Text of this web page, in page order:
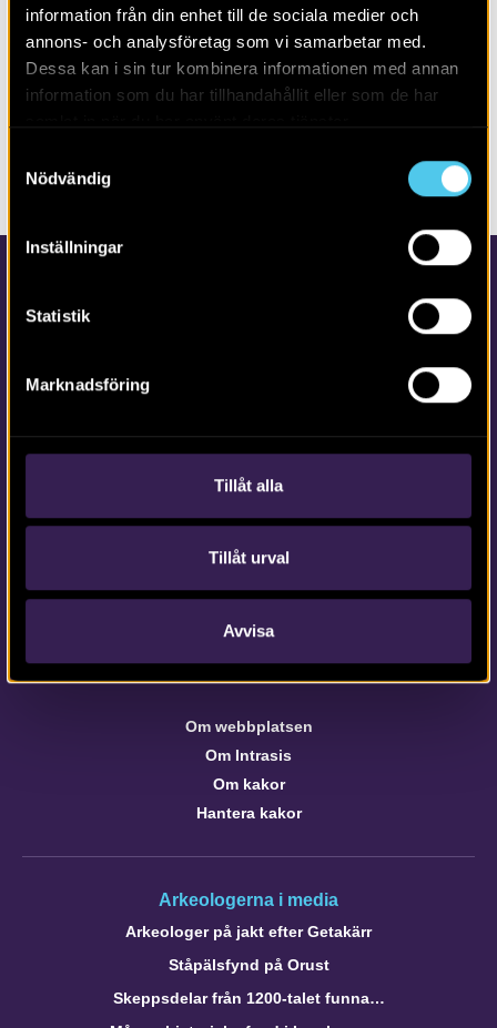
information från din enhet till de sociala medier och
annons- och analysföretag som vi samarbetar med.
Dessa kan i sin tur kombinera informationen med annan
information som du har tillhandahållit eller som de har
Nödvändig
Inställningar
Statistik
Marknadsföring
Tillåt alla
Tillåt urval
Avvisa
eller fritextsökning.
Tfn vx: 010-480 80 00
info@arkeologerna.com
Om webbplatsen
Om webbplatsen
Om Intrasis
Om kakor
Hantera kakor
Arkeologerna i media
Arkeologer på jakt efter Getakärr
Ståpälsfynd på Orust
Skeppsdelar från 1200-talet funna…